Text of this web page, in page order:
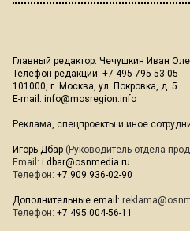
Главный редактор: Чечушкин Иван
Телефон редакции: +7 495 795-53-05
101000, г. Москва, ул. Покровка, д. 5
E-mail: info@mosregion.info
Реклама, спецпроекты и иное
Игорь Дбар (Руководитель отдела
Email: i.dbar@osnmedia.ru
Телефон: +7 909 936-02-90
Дополнительные email:
Телефон: +7 495 004-56-11